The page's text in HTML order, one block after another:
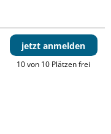
jetzt anmelden
10 von 10 Plätzen frei